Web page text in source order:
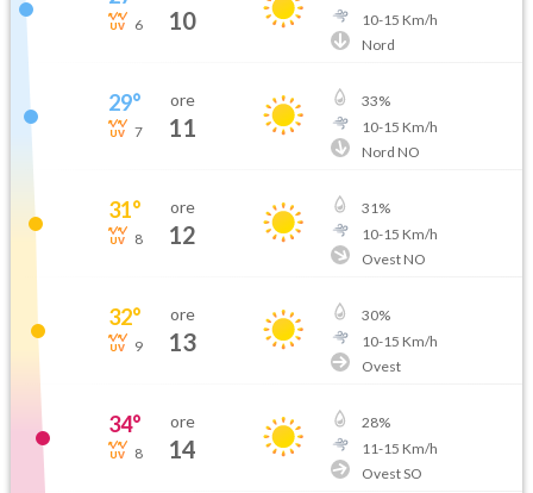
6 10
10-15 Km/h
Nord
29°
7
ore
11
33%
10-15 Km/h
Nord NO
31°
8
ore
12
31%
10-15 Km/h
Ovest NO
32°
9
ore
13
30%
10-15 Km/h
Ovest
34°
8
ore
14
28%
11-15 Km/h
Ovest SO